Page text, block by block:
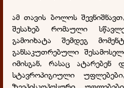
ამ თავის ბოლოს
შესახებ რომაული
გამოიხატა შემდეგ
განსაკუთრებული
იმისგან, რასაც ატარებენ
სტავროპიგიული